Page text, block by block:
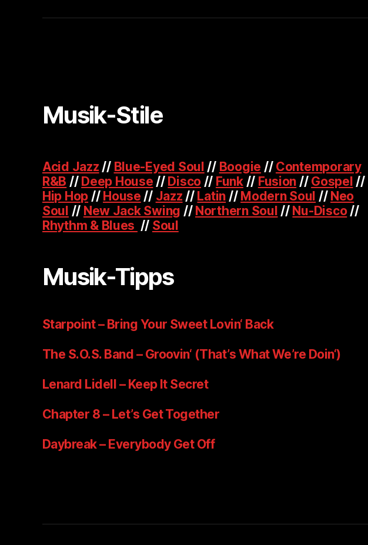
Musik-Stile
Acid Jazz // Blue-Eyed Soul // Boogie // Contemporary
R&B // Deep House // Disco // Funk// Fusion // Gospel //
Hip Hop // House // Jazz // Latin // Modern Soul // Neo
Soul // New Jack Swing // Northern Soul // Nu-Disco//
Rhythm & Blues // Soul
Musik-Tipps
Starpoint – Bring Your Sweet Lovin‘ Back
The S.O.S. Band – Groovin‘ (That’s What We’re Doin‘)
Lenard Lidell – Keep It Secret
Chapter 8 – Let’s Get Together
Daybreak – Everybody Get Off